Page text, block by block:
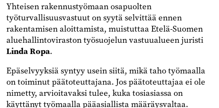
Yhteisen rakennustyömaan osapuolten
työturvallisuusvastuut on syytä selvittää ennen
rakentamisen aloittamista, muistuttaa Etelä-Suomen
aluehallintoviraston työsuojelun vastuualueen juristi
Linda Ropa.
Epäselvyyksiä syntyy usein siitä, mikä taho työmaalla
on toiminut päätoteuttajana. Jos päätoteuttajaa ei ole
nimetty, arvioitavaksi tulee, kuka tosiasiassa on
käyttänyt työmaalla pääasiallista määräysvaltaa.